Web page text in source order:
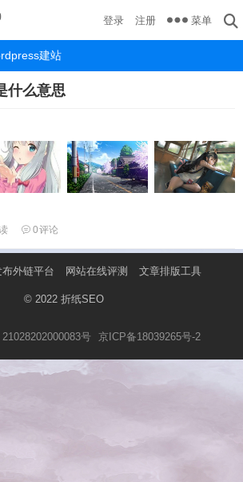
建站
登录 注册 菜单
什么意思
0评论
外链平台 网站在线评测 文章排版工具
© 2022 折纸SEO
号 京ICP备18039265号-2